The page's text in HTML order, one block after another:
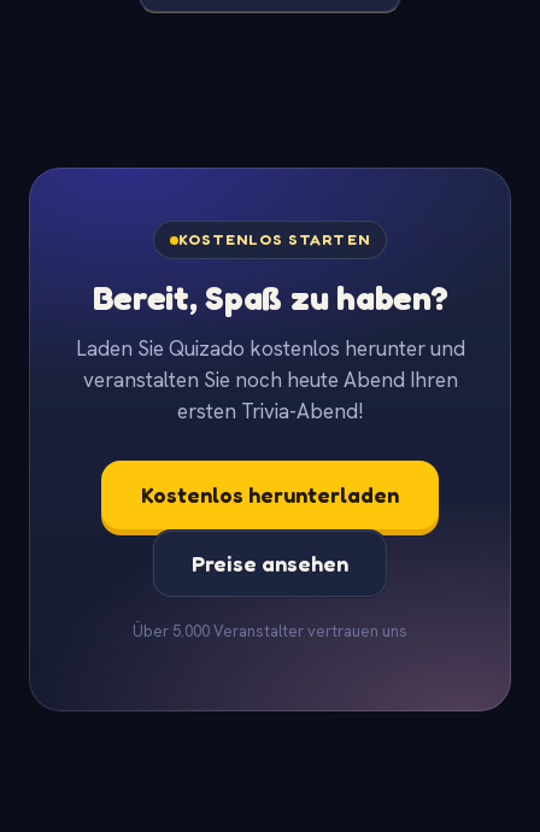
KOSTENLOS STARTEN
Bereit, Spaß zu haben?
Laden Sie Quizado kostenlos herunter und
veranstalten Sie noch heute Abend Ihren
ersten Trivia-Abend!
Kostenlos herunterladen
Preise ansehen
Über 5.000 Veranstalter vertrauen uns